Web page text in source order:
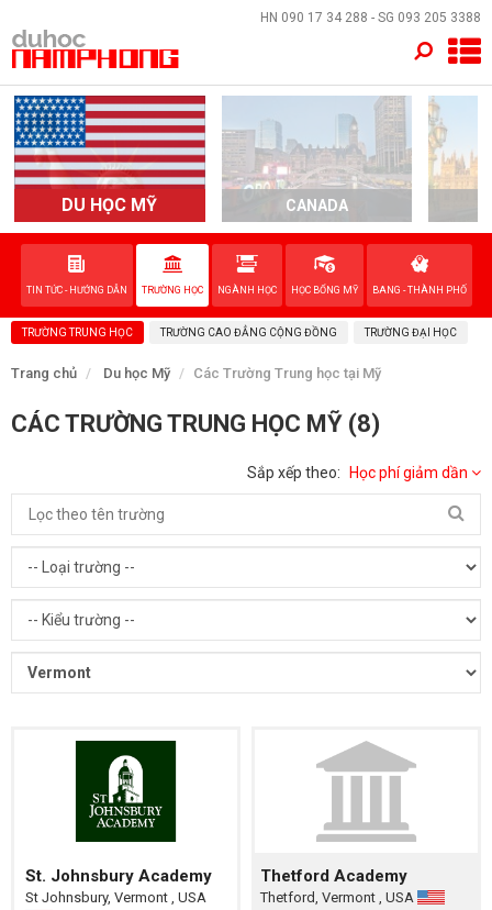
HN 090 17 34 288 - SG 093 205 3388
DU HỌC MỸ CANADA
TIN TỨC - HƯỚNG DẪN TRƯỜNG HỌC NGÀNH HỌC HỌC BỔNG MỸ BANG - THÀNH PHỐ
TRƯỜNG TRUNG HỌC TRƯỜNG CAO ĐẲNG CỘNG ĐỒNG TRƯỜNG ĐẠI HỌC
Trang chủ Du học Mỹ Các Trường Trung học tại Mỹ
CÁC TRƯỜNG TRUNG HỌC MỸ (8)
Sắp xếp theo: Học phí giảm dần
St. Johnsbury Academy
St Johnsbury, Vermont , USA
Thetford Academy
Thetford, Vermont , USA
×
TRANG CHỦ
QUỐC GIA
DỊCH VỤ
VỀ NAM PHONG